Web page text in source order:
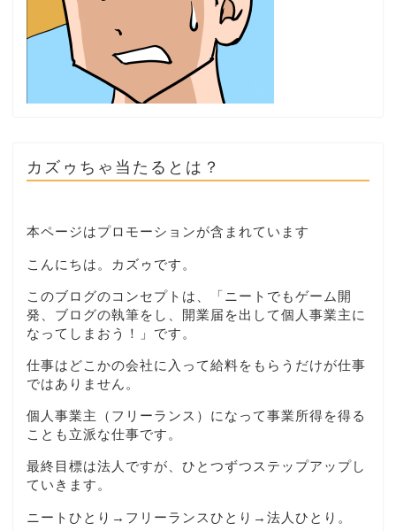
カズゥちゃ当たるとは？
本ページはプロモーションが含まれています
こんにちは。カズゥです。
このブログのコンセプトは、「ニートでもゲーム開
発、ブログの執筆をし、開業届を出して個人事業主に
なってしまおう！」です。
仕事はどこかの会社に入って給料をもらうだけが仕事
ではありません。
個人事業主（フリーランス）になって事業所得を得る
ことも立派な仕事です。
最終目標は法人ですが、ひとつずつステップアップし
ていきます。
ニートひとり→フリーランスひとり→法人ひとり。